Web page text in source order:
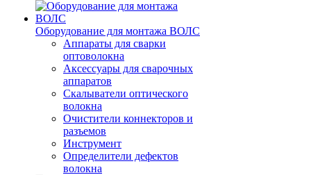
Оборудование для монтажа ВОЛС
Аппараты для сварки
оптоволокна
Аксессуары для сварочных
аппаратов
Скалыватели оптического
волокна
Очистители коннекторов и
разъемов
Инструмент
Определители дефектов
волокна